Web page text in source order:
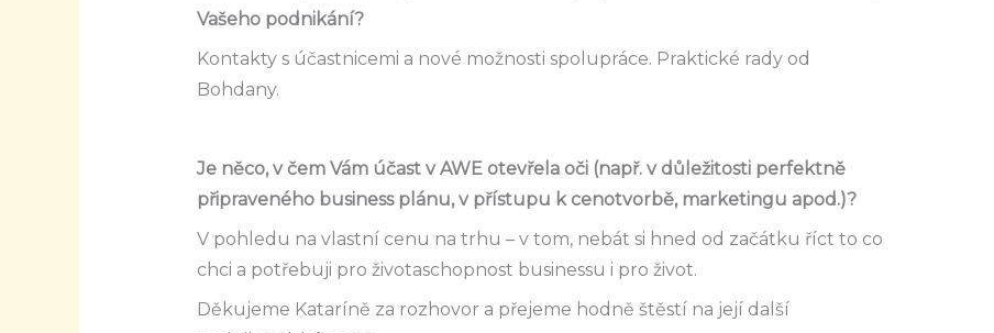
Vašeho podnikání?
Kontakty s účastnicemi a nové možnosti spolupráce. Praktické rady od
Bohdany.
Je něco, v čem Vám účast v AWE otevřela oči (např. v důležitosti perfektně
připraveného business plánu, v přístupu k cenotvorbě, marketingu apod.)?
V pohledu na vlastní cenu na trhu – v tom, nebát si hned od začátku říct to co
chci a potřebuji pro životaschopnost businessu i pro život.
Děkujeme Kataríně za rozhovor a přejeme hodně štěstí na její další